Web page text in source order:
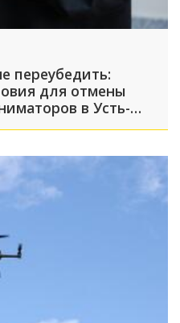
переубедить:
для отмены
в Усть-